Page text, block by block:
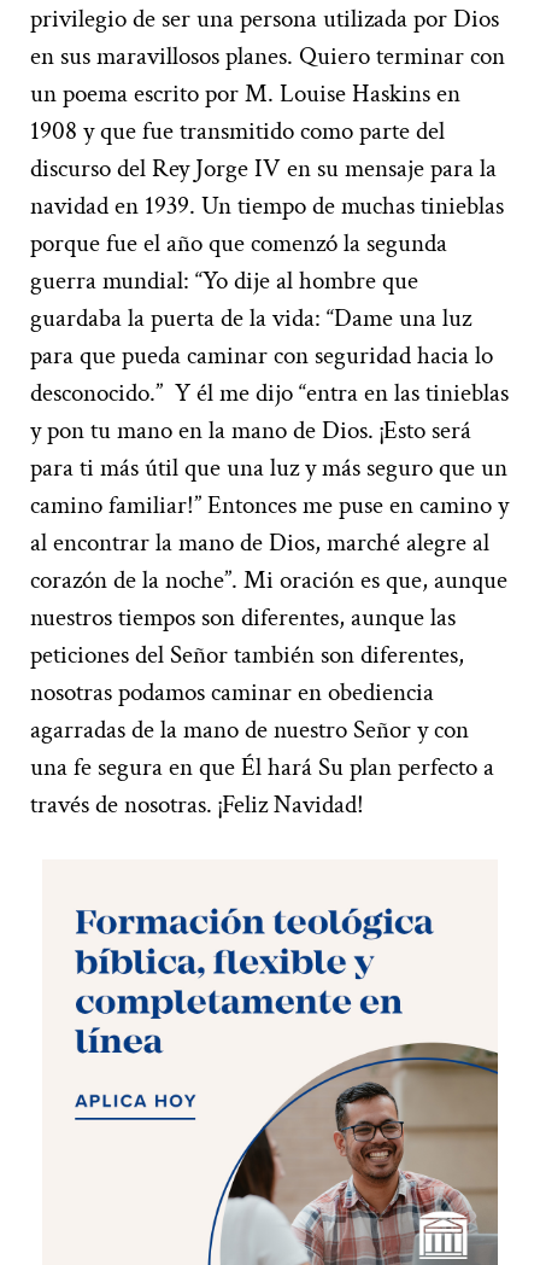
privilegio de ser una persona utilizada por Dios
en sus maravillosos planes. Quiero terminar con
un poema escrito por M. Louise Haskins en
1908 y que fue transmitido como parte del
discurso del Rey Jorge IV en su mensaje para la
navidad en 1939. Un tiempo de muchas tinieblas
porque fue el año que comenzó la segunda
guerra mundial: “Yo dije al hombre que
guardaba la puerta de la vida: “Dame una luz
para que pueda caminar con seguridad hacia lo
desconocido.” Y él me dijo “entra en las tinieblas
y pon tu mano en la mano de Dios. ¡Esto será
para ti más útil que una luz y más seguro que un
camino familiar!” Entonces me puse en camino y
al encontrar la mano de Dios, marché alegre al
corazón de la noche”. Mi oración es que, aunque
nuestros tiempos son diferentes, aunque las
peticiones del Señor también son diferentes,
nosotras podamos caminar en obediencia
agarradas de la mano de nuestro Señor y con
una fe segura en que Él hará Su plan perfecto a
través de nosotras. ¡Feliz Navidad!